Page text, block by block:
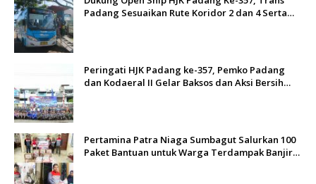
Padang Sesuaikan Rute Koridor 2 dan 4 Serta
Peringati HJK Padang ke-357, Pemko Padang
dan Kodaeral II Gelar Baksos dan Aksi Bersih
Pertamina Patra Niaga Sumbagut Salurkan 100
Paket Bantuan untuk Warga Terdampak Banjir